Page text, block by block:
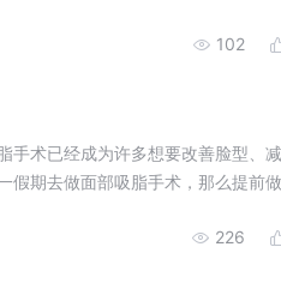
102
手术已经成为许多想要改善脸型、
假期去做面部吸脂手术，那么提前做
226